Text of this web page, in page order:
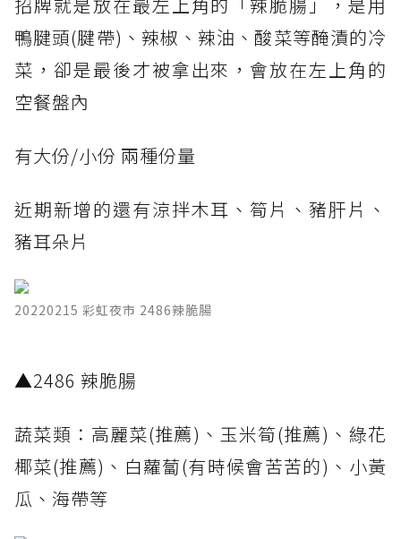
招牌就是放在最左上角的「辣脆腸」，是用
鴨腱頭(腱帶)、辣椒、辣油、酸菜等醃漬的冷
菜，卻是最後才被拿出來，會放在左上角的
空餐盤內
有大份/小份 兩種份量
近期新增的還有涼拌木耳、筍片、豬肝片、
豬耳朵片
20220215 彩虹夜市 2486辣脆腸
​▲2486 辣脆腸
蔬菜類：高麗菜(推薦)、玉米筍(推薦)、綠花
椰菜(推薦)、白蘿蔔(有時候會苦苦的)、小黃
瓜、海帶等